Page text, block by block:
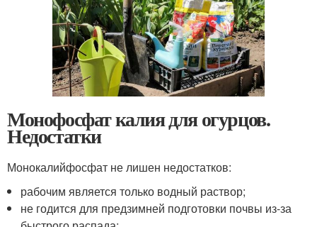
Монофосфат калия для огурцов.
Недостатки
Монокалийфосфат не лишен недостатков:
рабочим является только водный раствор;
не годится для предзимней подготовки почвы из-за